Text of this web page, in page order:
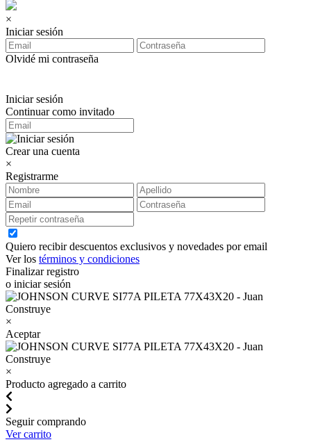
×
Iniciar sesión
Olvidé mi contraseña
Iniciar sesión
Continuar como invitado
Crear una cuenta
×
Registrarme
Quiero recibir descuentos exclusivos y novedades por email
Ver los términos y condiciones
Finalizar registro
o iniciar sesión
×
Aceptar
×
Producto agregado a carrito
Seguir comprando
Ver carrito